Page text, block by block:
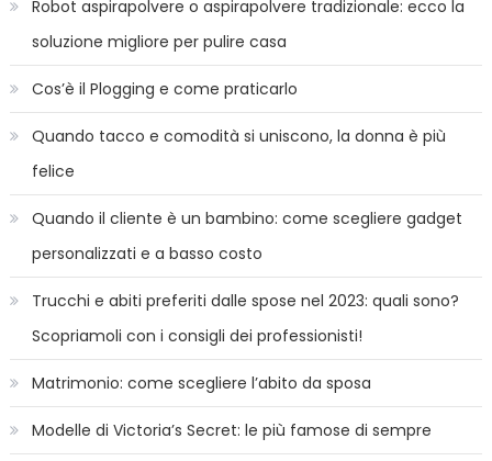
Robot aspirapolvere o aspirapolvere tradizionale: ecco la
soluzione migliore per pulire casa
Cos’è il Plogging e come praticarlo
Quando tacco e comodità si uniscono, la donna è più
felice
Quando il cliente è un bambino: come scegliere gadget
personalizzati e a basso costo
Trucchi e abiti preferiti dalle spose nel 2023: quali sono?
Scopriamoli con i consigli dei professionisti!
Matrimonio: come scegliere l’abito da sposa
Modelle di Victoria’s Secret: le più famose di sempre